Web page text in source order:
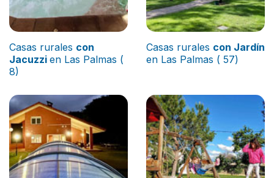
Casas rurales con
Jacuzzi en Las Palmas (
8)
Casas rurales con Jardín
en Las Palmas ( 57)